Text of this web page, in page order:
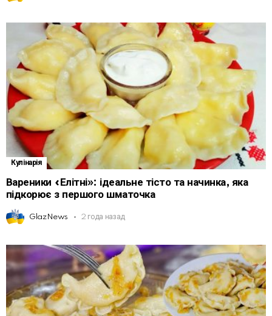
Кулінарія
Вареники «Елітні»: ідеальне тісто та начинка, яка
підкорює з першого шматочка
GlazNews 2 года назад